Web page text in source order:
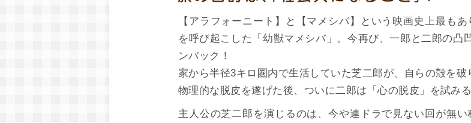
【アラフォーニート】と【マメシバ】という映画史上最も
を呼び起こした「幼獣マメシバ」。今再び、一郎と二郎の凸
ンバック！
家から半径3キロ圏内で生活していた芝二郎が、自らの殻を破
物理的な脱皮を遂げた後、ついに二郎は「心の脱皮」を試み
主人公の芝二郎を演じるのは、今や連ドラで見ない回が無